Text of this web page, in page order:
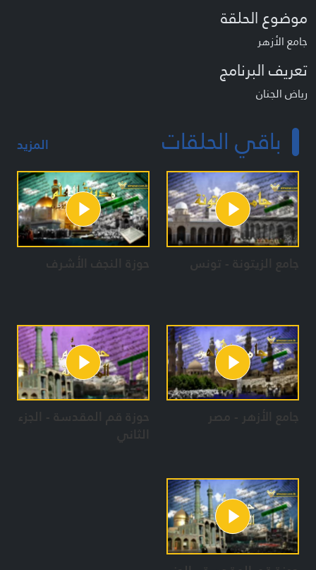
موضوع الحلقة
جامع الأزهر
تعريف البرنامج
رياض الجنان
باقي الحلقات المزيد
جامع الزيتونة - تونس حوزة النجف الأشرف
جامع الأزهر - مصر حوزة قم المقدسة - الجزء
الثاني